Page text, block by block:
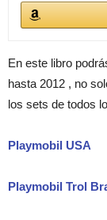
En este libro
hasta 2012 , no
los sets de todos
Playmobil USA
Playmobil Trol